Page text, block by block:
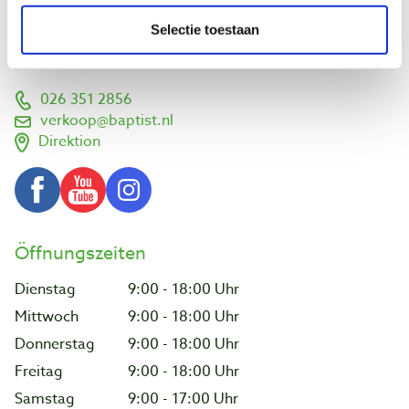
Selectie toestaan
Niederlande
026 351 2856
verkoop@baptist.nl
Direktion
Öffnungszeiten
Dienstag
9:00 - 18:00 Uhr
Mittwoch
9:00 - 18:00 Uhr
Donnerstag
9:00 - 18:00 Uhr
Freitag
9:00 - 18:00 Uhr
Samstag
9:00 - 17:00 Uhr